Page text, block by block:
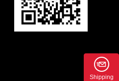
Shipping